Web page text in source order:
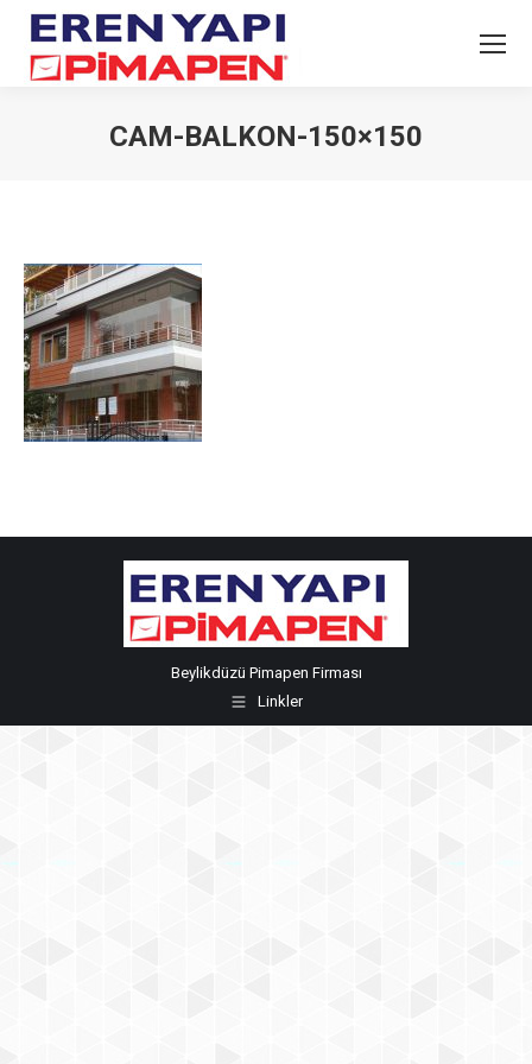
CAM-BALKON-150×150
Beylikdüzü Pimapen Firması
Linkler